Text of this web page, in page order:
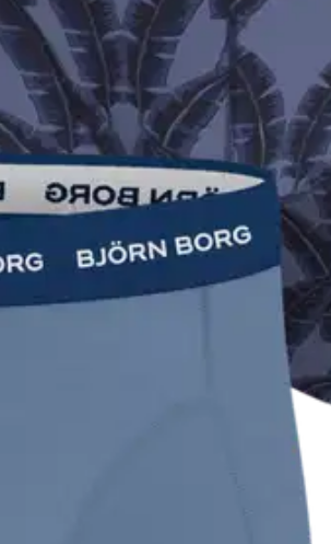
erittäin pehmeästä joustavasta
ja tyylikkyyttä.